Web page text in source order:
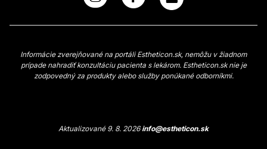
Informácie zverejňované na portáli Estheticon.sk, nemôžu v žiadnom
prípade nahradiť konzultáciu pacienta s lekárom. Estheticon.sk nie je
zodpovedný za produkty alebo služby ponúkané odborníkmi.
Aktualizované 9. 8. 2026info@estheticon.sk